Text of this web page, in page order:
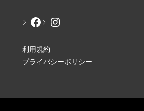
利用規約
プライバシーポリシー